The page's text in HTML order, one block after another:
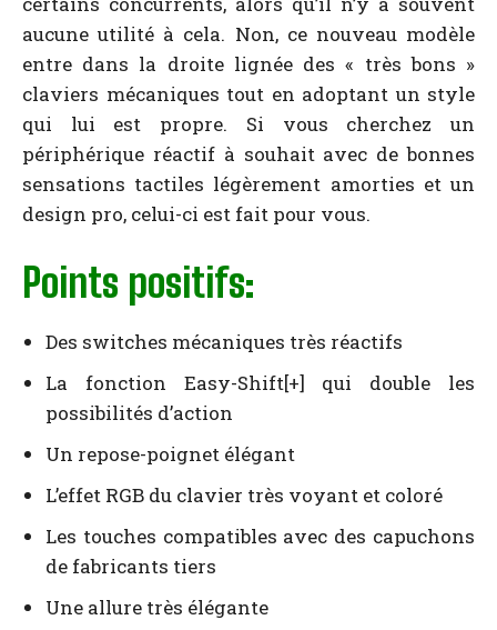
aucune utilité à cela. Non, ce nouveau modèle
entre dans la droite lignée des « très bons »
claviers mécaniques tout en adoptant un style
qui lui est propre. Si vous cherchez un
périphérique réactif à souhait avec de bonnes
sensations tactiles légèrement amorties et un
design pro, celui-ci est fait pour vous.
Points positifs:
Des switches mécaniques très réactifs
La fonction Easy-Shift[+] qui double les
possibilités d’action
Un repose-poignet élégant
L’effet RGB du clavier très voyant et coloré
Les touches compatibles avec des capuchons
de fabricants tiers
Une allure très élégante